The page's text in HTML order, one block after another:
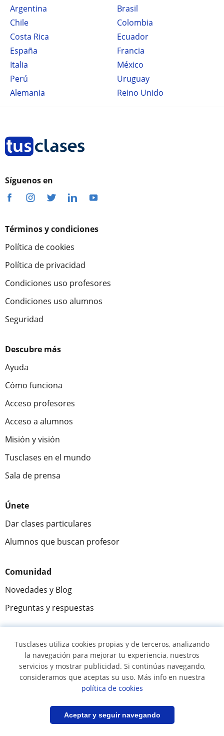
Guardar búsqueda
Argentina
Brasil
Chile
Colombia
Costa Rica
Ecuador
España
Francia
Italia
México
Perú
Uruguay
Alemania
Reino Unido
Síguenos en
Términos y condiciones
Política de cookies
Política de privacidad
Condiciones uso profesores
Condiciones uso alumnos
Seguridad
Descubre más
Ayuda
Cómo funciona
Acceso profesores
Acceso a alumnos
Misión y visión
Tusclases en el mundo
Sala de prensa
Únete
Dar clases particulares
Alumnos que buscan profesor
Comunidad
Novedades y Blog
Preguntas y respuestas
Fantástica★★★★★ 9,5/10
305915opiniones de alumnos
© 2007 - 2026 Tusclases.com.ve
Tusclases utiliza cookies propias y de terceros, analizando
la navegación para mejorar tu experiencia, nuestros
servicios y mostrar publicidad. Si continúas navegando,
consideramos que aceptas su uso. Más info en nuestra
política de cookies
Aceptar y seguir navegando